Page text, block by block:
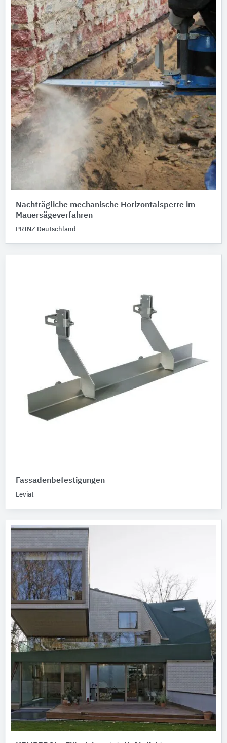
Nachträgliche mechanische Horizontalsperre im
Mauersägeverfahren
PRINZ Deutschland
Fassadenbefestigungen
Leviat